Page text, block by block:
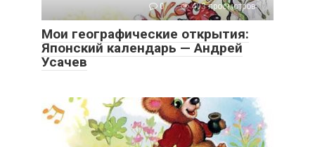
0
403 просмотров
Мои географические открытия:
Японский календарь — Андрей
Усачев